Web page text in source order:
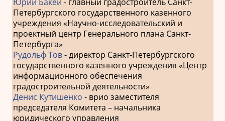
Петербургского государственного казенного
учреждения «Научно-исследовательский и
проектный центр Генерального плана Санкт-
Петербурга»
Рудольф Тов- директор Санкт-Петербургского
государственного казенного учреждения «Центр
информационного обеспечения
градостроительной деятельности»
Денис Кутишенко - врио заместителя
председателя Комитета – начальника
юридического управления